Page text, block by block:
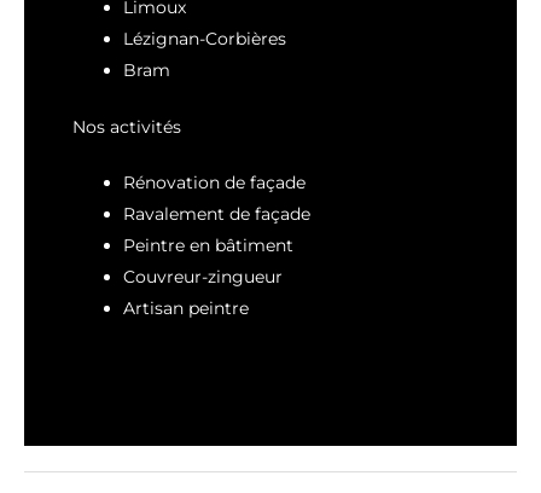
Limoux
Lézignan-Corbières
Bram
Nos activités
Rénovation de façade
Ravalement de façade
Peintre en bâtiment
Couvreur-zingueur
Artisan peintre